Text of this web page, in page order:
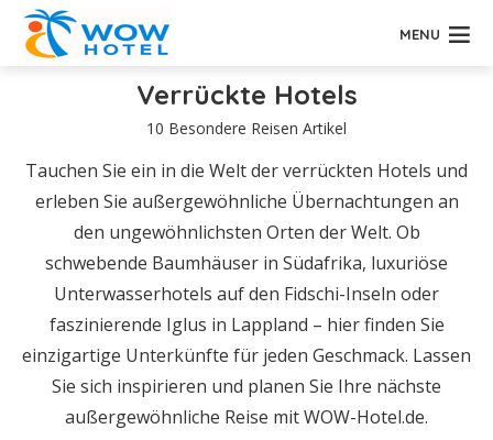
MENU
Verrückte Hotels
10 Besondere Reisen Artikel
Tauchen Sie ein in die Welt der verrückten Hotels und
erleben Sie außergewöhnliche Übernachtungen an
den ungewöhnlichsten Orten der Welt. Ob
schwebende Baumhäuser in Südafrika, luxuriöse
Unterwasserhotels auf den Fidschi-Inseln oder
faszinierende Iglus in Lappland – hier finden Sie
einzigartige Unterkünfte für jeden Geschmack. Lassen
Sie sich inspirieren und planen Sie Ihre nächste
außergewöhnliche Reise mit WOW-Hotel.de.